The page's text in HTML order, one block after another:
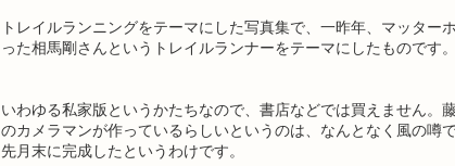
トレイルランニングをテーマにした写真集で、一昨年、マッター
った相馬剛さんというトレイルランナーをテーマにしたものです。
いわゆる私家版というかたちなので、書店などでは買えません。
のカメラマンが作っているらしいというのは、なんとなく風の噂
先月末に完成したというわけです。